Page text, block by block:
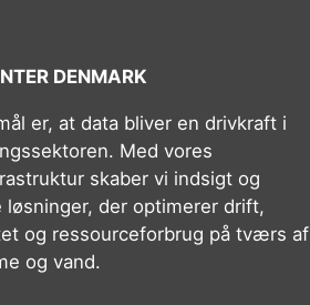
DENMARK
er, at data bliver en drivkraft i
Med vores
skaber vi indsigt og
løsninger, der optimerer drift,
og ressourceforbrug på tværs af
og vand.